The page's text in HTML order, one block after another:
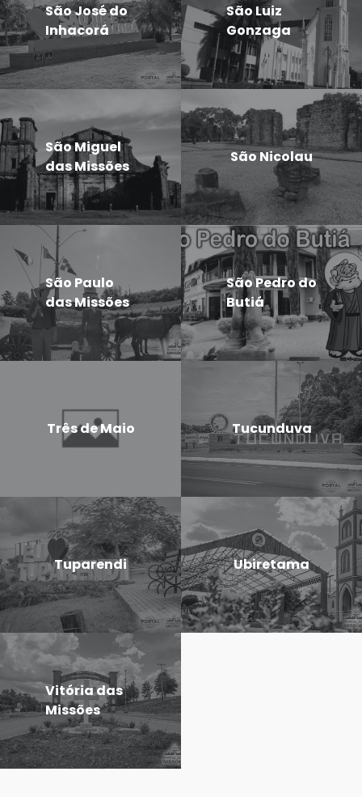
São José do
Inhacorá
São Luiz
Gonzaga
São Miguel
das Missões
São Nicolau
São Paulo
das Missões
São Pedro do
Butiá
Três de Maio Tucunduva
Tuparendi Ubiretama
Vitória das
Missões